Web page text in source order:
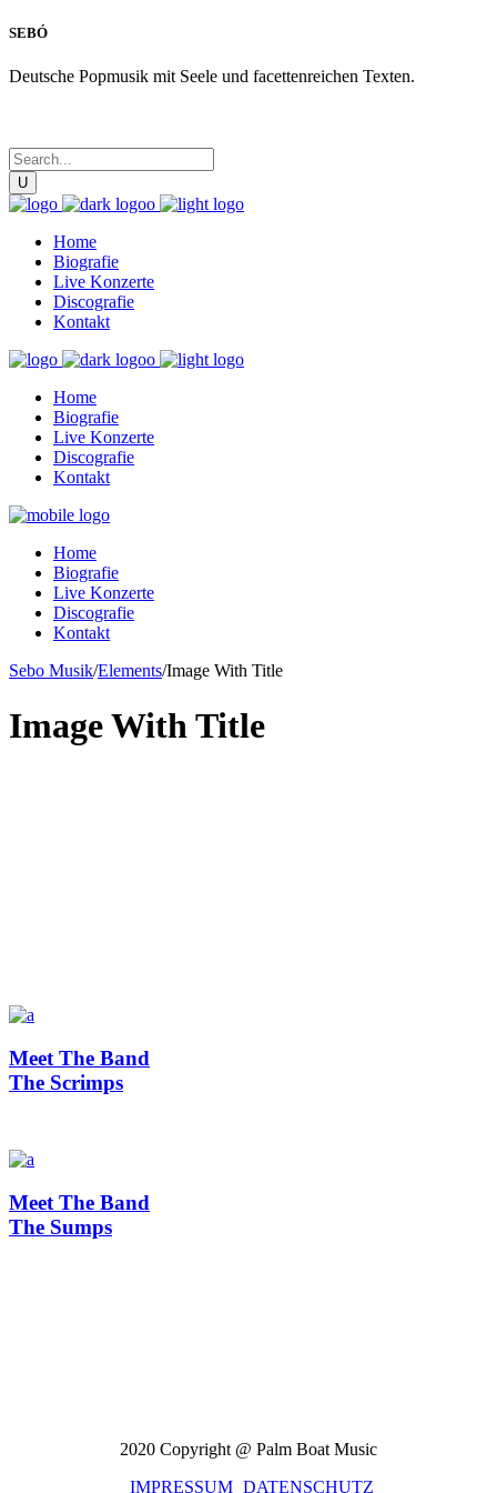
SEBÓ
Deutsche Popmusik mit Seele und facettenreichen Texten.
Home
Biografie
Live Konzerte
Discografie
Kontakt
Home
Biografie
Live Konzerte
Discografie
Kontakt
Home
Biografie
Live Konzerte
Discografie
Kontakt
Sebo Musik/Elements/Image With Title
Image With Title
Meet The Band
The Scrimps
Meet The Band
The Sumps
2020 Copyright @ Palm Boat Music
IMPRESSUM DATENSCHUTZ